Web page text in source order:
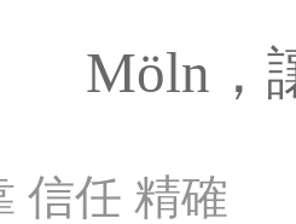
Möln，
信任 精確